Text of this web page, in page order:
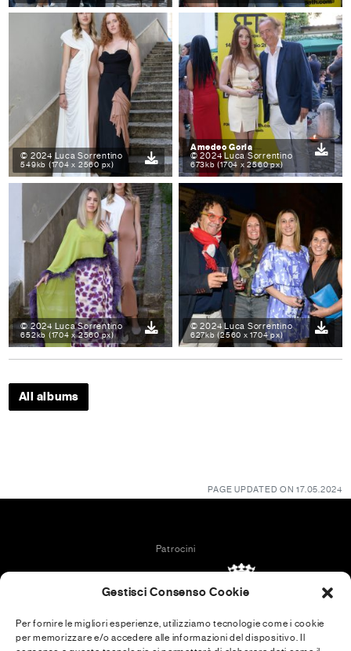
Gestisci Consenso Cookie
Per fornire le migliori esperienze, utilizziamo tecnologie come i cookie
per memorizzare e/o accedere alle informazioni del dispositivo. Il
© 2024 Luca Sorrentino
549kb (1704 x 2560 px)
Amedeo Goria
© 2024 Luca Sorrentino
673kb (1704 x 2560 px)
© 2024 Luca Sorrentino
652kb (1704 x 2560 px)
© 2024 Luca Sorrentino
627kb (2560 x 1704 px)
All albums
PAGE UPDATED ON 17.05.2024
Patrocini
In collaboration with